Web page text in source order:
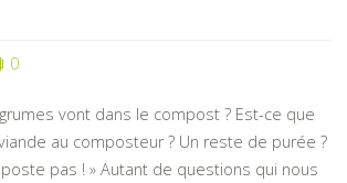
0
vont dans le compost ? Est-ce que
au composteur ? Un reste de purée ?
pas ! » Autant de questions qui nous